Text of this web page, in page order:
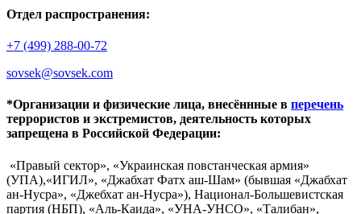
Отдел распространения:
+7 (499) 288-00-72
sovsek@sovsek.com
*Организации и физические лица, внесённные в перечень
террористов и экстремистов, деятельность которых
запрещена в Российской Федерации:
«Правый сектор», «Украинская повстанческая армия»
(УПА),«ИГИЛ», «Джабхат Фатх аш-Шам» (бывшая «Джабхат
ан-Нусра», «Джебхат ан-Нусра»), Национал-Большевистская
партия (НБП), «Аль-Каида», «УНА-УНСО», «Талибан»,